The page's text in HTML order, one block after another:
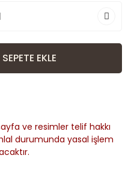
SEPETE EKLE
ve resimler telif hakkı
durumunda yasal işlem